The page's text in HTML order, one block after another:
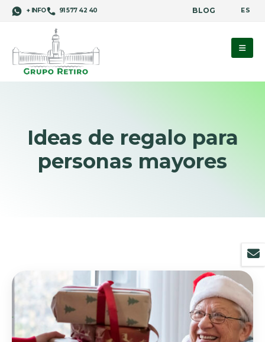
+ INFO 91 577 42 40 BLOG ES
Ideas de regalo para
personas mayores